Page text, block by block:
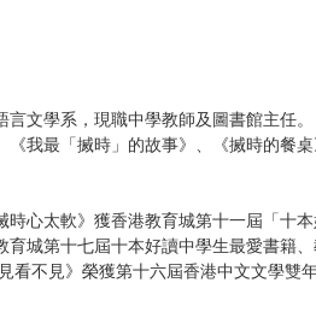
文學系，現職中學教師及圖書館主任。
我最「搣時」的故事》、《搣時的餐
心太軟》獲香港教育城第十一屆「十
城第十七屆十本好讀中學生最愛書籍
不見》榮獲第十六屆香港中文文學